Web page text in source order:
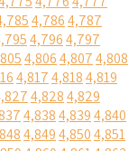
4,7864,787
4,7964,797
4,8064,8074,808
4,8174,8184,819
4,8284,829
4,8384,8394,840
4,8494,8504,851